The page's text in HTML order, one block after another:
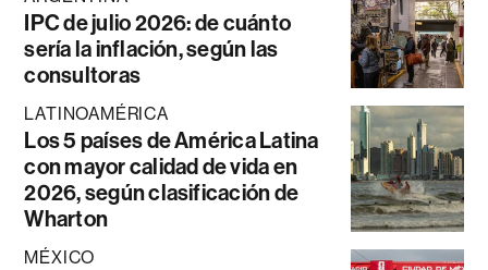
IPC de julio 2026: de cuánto
sería la inflación, según las
consultoras
LATINOAMÉRICA
Los 5 países de América Latina
con mayor calidad de vida en
2026, según clasificación de
Wharton
MÉXICO